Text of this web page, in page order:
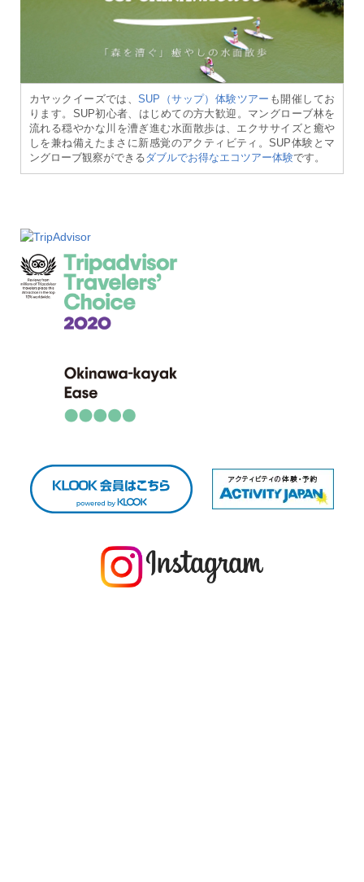
カヤックイーズでは、SUP（サップ）体験ツアー も開催してお
ります。SUP初心者、はじめての方大歓迎。マングローブ林を
流れる穏やかな川を漕ぎ進む水面散歩は、エクササイズと癒や
しを兼ね備えたまさに新感覚のアクティビティ。SUP体験とマ
ングローブ観察ができるダブルでお得なエコツアー体験です。